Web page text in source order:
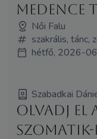
medence
Női Falu
szakrális, tánc,
hétfő, 2026-
Szabadkai
Olvadj el